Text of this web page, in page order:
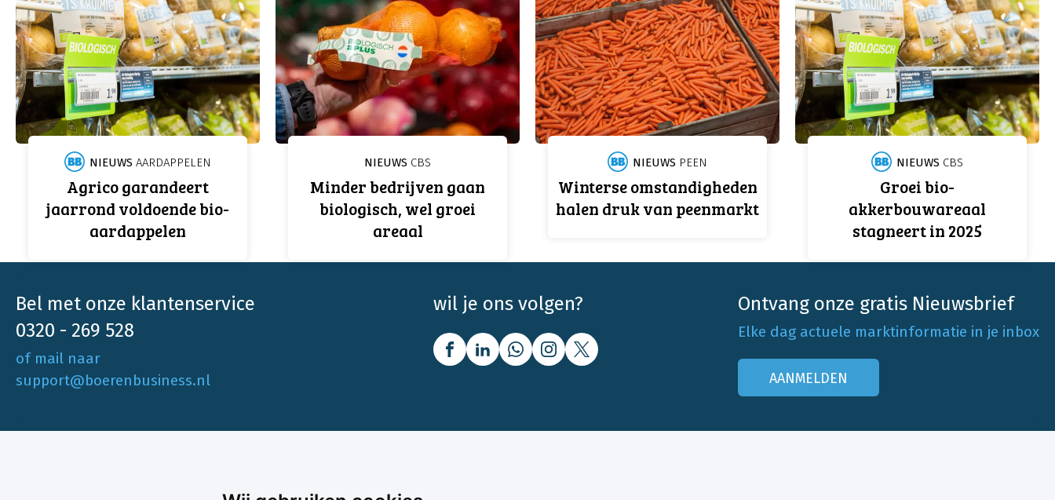
NIEUWS AARDAPPELEN
Agrico garandeert
jaarrond voldoende bio-
aardappelen
NIEUWS CBS
Minder bedrijven gaan
biologisch, wel groei
areaal
NIEUWS PEEN
Winterse omstandigheden
halen druk van peenmarkt
NIEUWS CBS
Groei bio-
akkerbouwareaal
stagneert in 2025
Bel met onze klantenservice
0320 - 269 528
of mail naar
support@boerenbusiness.nl
wil je ons volgen? Ontvang onze gratis Nieuwsbrief
Elke dag actuele marktinformatie in je inbox
AANMELDEN
Ons aanbod